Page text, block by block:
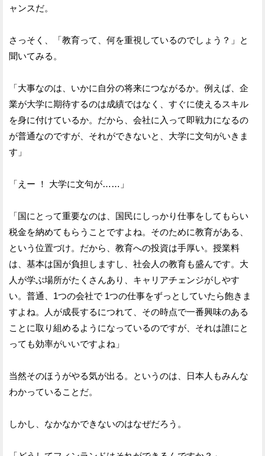
ャンスだ。
さっそく、「教育って、何を重視しているのでしょう？」と
聞いてみる。
「大事なのは、いかに自分の将来につながるか。例えば、企
業が大学に期待するのは成績ではなく、すぐに使えるスキル
を身に付けているか。だから、会社に入って即戦力になるの
が普通なのですが、それができないと、大学に文句がいきま
す」
「えー ！ 大学に文句が……」
「国にとって重要なのは、国民にしっかり仕事をしてもらい
税金を納めてもらうことですよね。そのために教育がある、
という位置づけ。だから、教育への投資は手厚い。授業料
は、基本は国が負担しますし、社会人の教育も盛んです。大
人が学ぶ場所がたくさんあり、キャリアチェンジがしやす
い。普通、1つの会社で 1つの仕事をずっとしていたら飽きま
すよね。人が成長するにつれて、その時点で一番興味のある
ことに取り組めるようになっているのですが、それは誰にと
っても効率がいいですよね」
当然そのほうがやる気が出る。というのは、日本人もみんな
わかっていることだ。
しかし、なかなかできないのはなぜだろう。